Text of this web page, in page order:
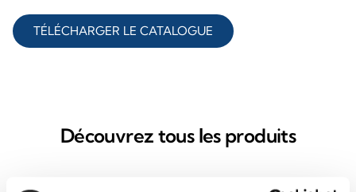
TÉLÉCHARGER LE CATALOGUE
Découvrez tous les produits